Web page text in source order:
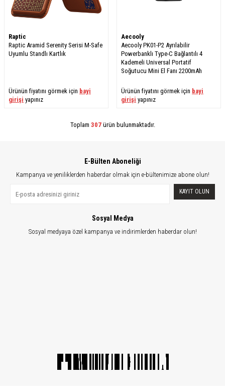
Raptic
Raptic Aramid Serenity Serisi M-Safe
Uyumlu Standlı Kartlık
Ürünün fiyatını görmek için bayi
girişi yapınız
Aecooly
Aecooly PK01-P2 Ayrılabilir
Powerbanklı Type-C Bağlantılı 4
Kademeli Universal Portatif
Soğutucu Mini El Fanı 2200mAh
Ürünün fiyatını görmek için bayi
girişi yapınız
Toplam 307ürün bulunmaktadır.
E-Bülten Aboneliği
Kampanya ve yeniliklerden haberdar olmak için e-bültenimize abone olun!
KAYIT OLUN
Sosyal Medya
Sosyal medyaya özel kampanya ve indirimlerden haberdar olun!